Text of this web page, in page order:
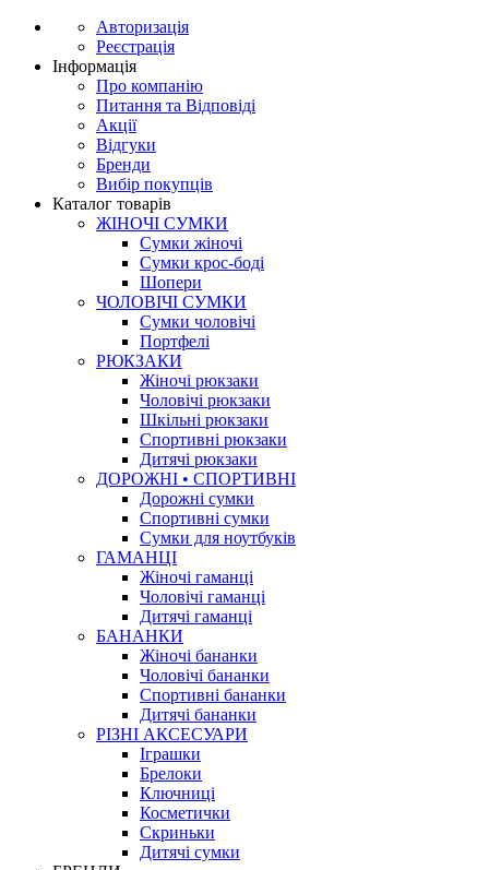
Авторизація
Реєстрація
Інформація
Про компанію
Питання та Відповіді
Акції
Відгуки
Бренди
Вибір покупців
Каталог товарів
ЖІНОЧІ СУМКИ
Сумки жіночі
Сумки крос-боді
Шопери
ЧОЛОВІЧІ СУМКИ
Сумки чоловічі
Портфелі
РЮКЗАКИ
Жіночі рюкзаки
Чоловічі рюкзаки
Шкільні рюкзаки
Спортивні рюкзаки
Дитячі рюкзаки
ДОРОЖНІ • СПОРТИВНІ
Дорожні сумки
Спортивні сумки
Сумки для ноутбуків
ГАМАНЦІ
Жіночі гаманці
Чоловічі гаманці
Дитячі гаманці
БАНАНКИ
Жіночі бананки
Чоловічі бананки
Спортивні бананки
Дитячі бананки
РІЗНІ АКСЕСУАРИ
Іграшки
Брелоки
Ключниці
Косметички
Скриньки
Дитячі сумки